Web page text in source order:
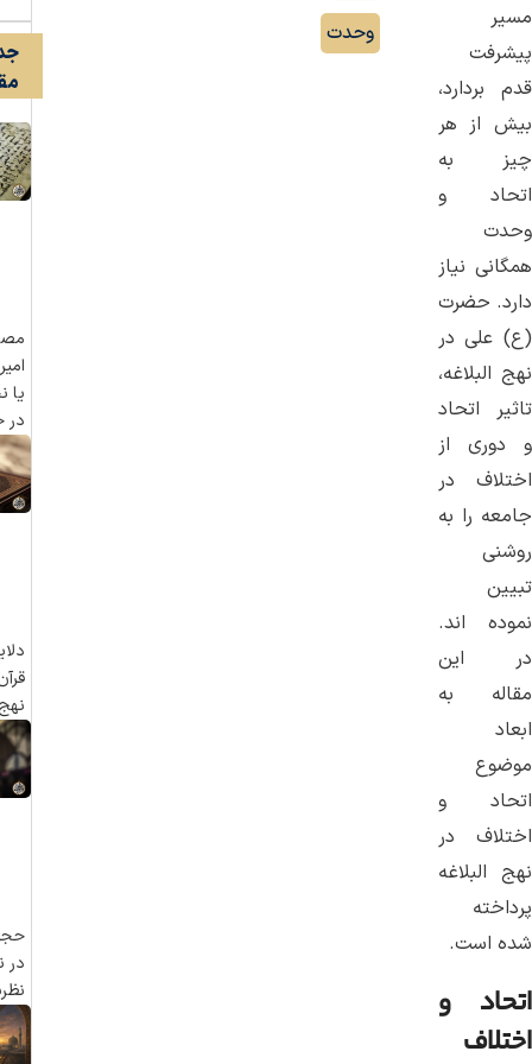
مسیر
پیشرفت
قدم بردارد،
بیش از هر
چیز به
اتحاد و
وحدت
همگانی نیاز
دارد. حضرت
(ع) علی در
نهج البلاغه،
تاثیر اتحاد
و دوری از
اختلاف در
جامعه را به
روشنی
تبیین
نموده اند.
در این
مقاله به
ابعاد
موضوع
اتحاد و
اختلاف در
نهج البلاغه
پرداخته
شده است.
اتحاد و
اختلاف
وحدت
یا
در
در